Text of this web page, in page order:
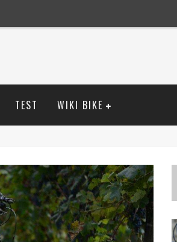
TEST WIKI BIKE